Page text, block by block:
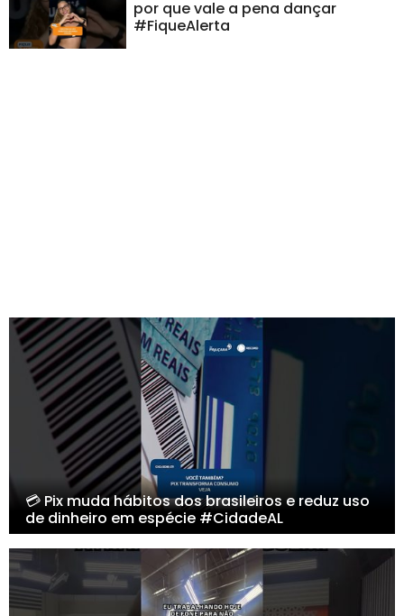
por que vale a pena dançar
#FiqueAlerta
💳 Pix muda hábitos dos brasileiros e reduz uso
de dinheiro em espécie #CidadeAL